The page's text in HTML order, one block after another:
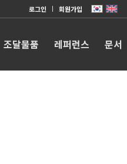
로그인 회원가입
조달물품 레퍼런스 문서